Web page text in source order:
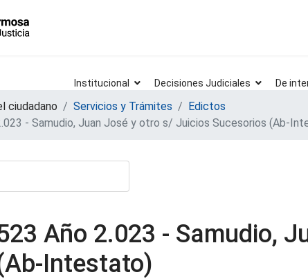
Institucional Decisiones Judiciales De
ciudadano Servicios y Trámites
Edictos
- Samudio, Juan José y otro s/ Juicios Sucesorios (Ab-
Año 2.023 - Samudio,
Intestato)